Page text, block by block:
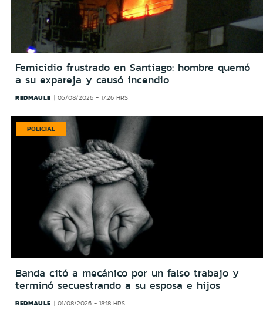
Femicidio frustrado en Santiago: hombre quemó
a su expareja y causó incendio
REDMAULE 05/08/2026 - 17:26 HRS
POLICIAL
Banda citó a mecánico por un falso trabajo y
terminó secuestrando a su esposa e hijos
REDMAULE 01/08/2026 - 18:18 HRS